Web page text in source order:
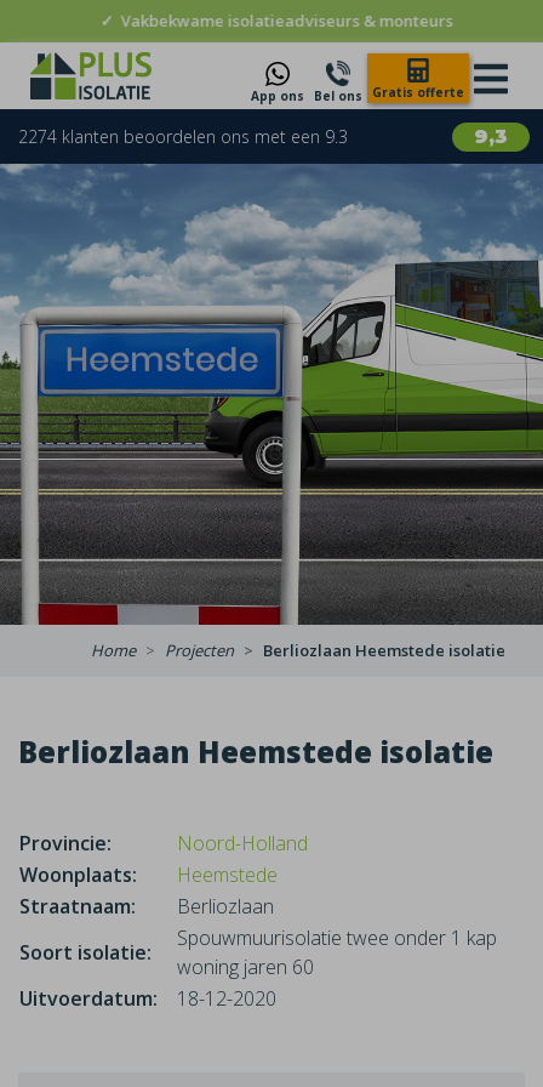
✓ Vakbekwame isolatieadviseurs & monteurs
App ons Bel ons Gratis offerte
9,3
2274 klanten beoordelen ons met een 9.3
Home Projecten Berliozlaan Heemstede isolatie
Berliozlaan Heemstede isolatie
Provincie:
Noord-Holland
Woonplaats:
Heemstede
Straatnaam:
Berliozlaan
Soort isolatie:
Spouwmuurisolatie twee onder 1 kap
woning jaren 60
Uitvoerdatum:
18-12-2020